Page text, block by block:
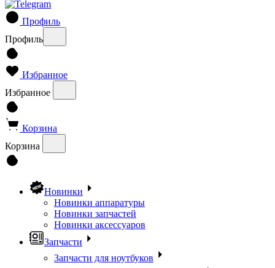
Профиль
Профиль
Избранное
Избранное
Корзина
Корзина
Новинки
Новинки аппаратуры
Новинки запчастей
Новинки аксессуаров
Запчасти
Запчасти для ноутбуков